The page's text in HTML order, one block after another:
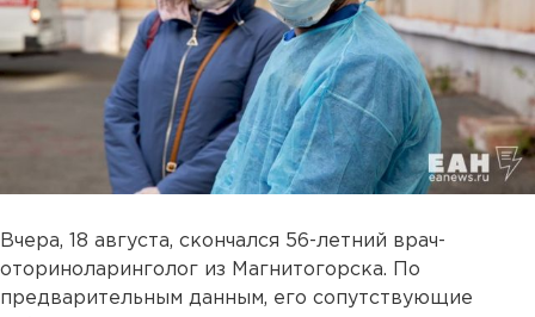
Вчера, 18 августа, скончался 56-летний врач-
оториноларинголог из Магнитогорска. По
предварительным данным, его сопутствующие